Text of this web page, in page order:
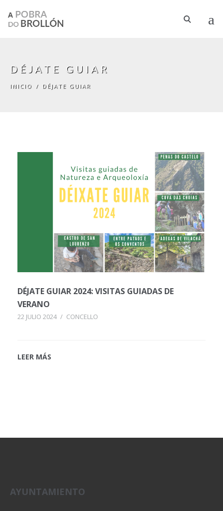
DÉJATE GUIAR
INICIO / DÉJATE GUIAR
DÉJATE GUIAR 2024: VISITAS GUIADAS DE
VERANO
22 JULIO 2024 / CONCELLO
LEER MÁS
AYUNTAMIENTO